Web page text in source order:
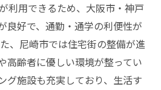
利用できるため、大阪市・神戸
良好で、通勤・通学の利便性が
、尼崎市では住宅街の整備が進
高齢者に優しい環境が整ってい
グ施設も充実しており、生活す